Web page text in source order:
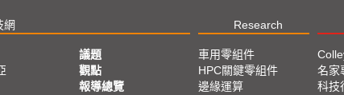
網 Research
議題
觀點
報導總覽
車用零組件
HPC關鍵零組件
邊緣運算
名家
科技